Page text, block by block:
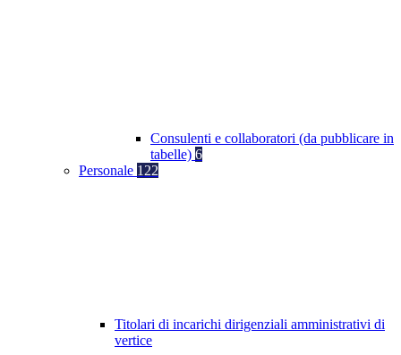
Consulenti e collaboratori (da pubblicare in
tabelle) 6
Personale 122
Titolari di incarichi dirigenziali amministrativi di
vertice